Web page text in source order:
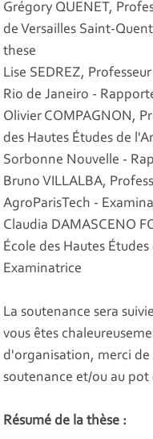
Grégory QUENET,
de Versailles Saint-
these
Lise SEDREZ,
Rio de Janeiro -
Olivier COMPAGNON,
des Hautes Études de
Sorbonne Nouvelle -
Bruno VILLALBA,
AgroParisTech -
Claudia DAMASCENO
École des Hautes
Examinatrice
La soutenance sera
vous êtes
d'organisation, merci
soutenance et/ou au
Résumé de la thèse :